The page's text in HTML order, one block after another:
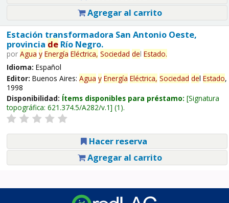
Agregar al carrito
Estación transformadora San Antonio Oeste,
provincia deRío Negro.
por Agua y Energía Eléctrica, Sociedad del Estado.
Idioma: Español
Editor: Buenos Aires: Agua y Energía Eléctrica, Sociedad del Estado,
1998
Disponibilidad: Ítems disponibles para préstamo: Signatura
topográfica: 621.374.5/A282/v.1 (1).
Hacer reserva
Agregar al carrito